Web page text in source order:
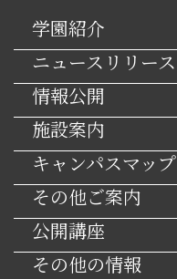
学園紹介
ニュースリリース
情報公開
施設案内
キャンパスマップ
その他ご案内
公開講座
その他の情報